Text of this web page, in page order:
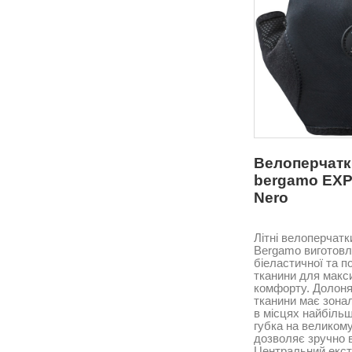
bergamo
Nero
Літні
Bergamo
біеластичної та
тканини для
комфорту. Долоня
тканини має
в місцях
губка на
дозволяє зручно